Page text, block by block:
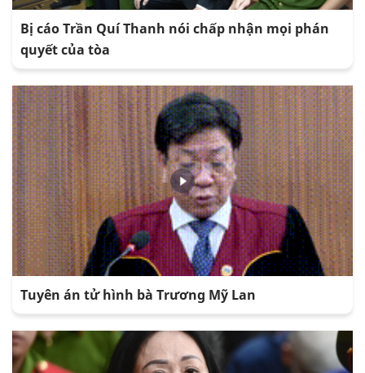
Bị cáo Trần Quí Thanh nói chấp nhận mọi phán
quyết của tòa
Tuyên án tử hình bà Trương Mỹ Lan